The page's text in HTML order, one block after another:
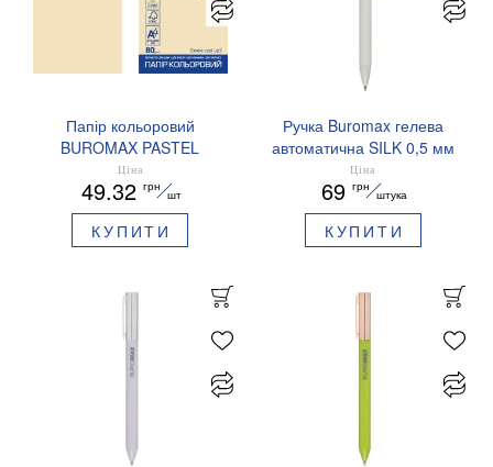
Папір кольоровий
BUROMAX PASTEL
EUROMAX 20 арк А4 80 г/
мс BM.2721220E-08
Ціна
49.32 грн
шт
КУПИТИ
Ручка Buromax гелева
автоматична SILK 0,5 мм
сині чорнила BM.83100
Ціна
69 грн
штука
КУПИТИ